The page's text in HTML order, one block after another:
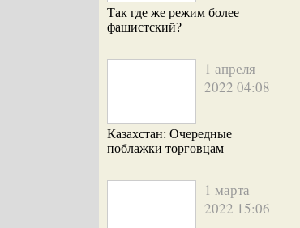
Так где же режим более
фашистский?
1 апреля
2022 04:08
Казахстан: Очередные
поблажки торговцам
1 марта
2022 15:06